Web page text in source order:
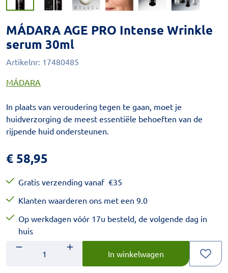
MÁDARA AGE PRO Intense Wrinkle
serum 30ml
Artikelnr: 17480485
MÁDARA
​In plaats van veroudering tegen te gaan, moet je
huidverzorging de meest essentiële behoeften van de
rijpende huid ondersteunen.
€ 58,95
Gratis verzending vanaf €35
Klanten waarderen ons met een 9.0
Op werkdagen vóór 17u besteld, de volgende dag in
huis
Aantal
Voer het gewenste aantal in.
In winkelwagen